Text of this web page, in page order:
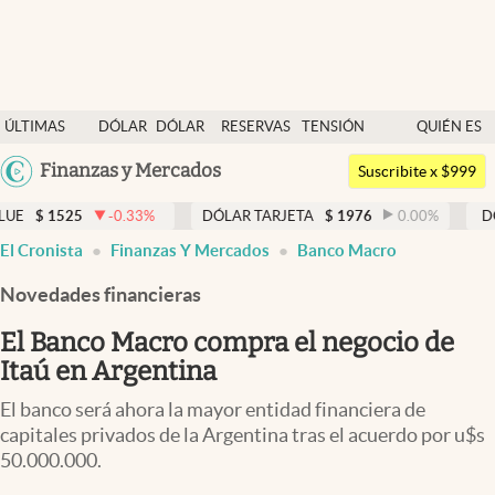
ÚLTIMAS
NOTICIAS
DÓLAR
DÓLAR
RESERVAS
TENSIÓN
GEOPOLÍTICA
QUIÉN ES
QUIÉN
Argentina
Uruguay
Finanzas y Mercados
Dólar
Members
Economía y Política
Finanzas y Mercados
Mercados Online
Negocios
Columnistas
Apertura
Suscribite x $999
-0.33% DÓLAR TARJETA $ 1976 0.00 % DÓLAR MEP $
El Cronista Finanzas Y Mercados Banco Macro
Novedades financieras
El Banco Macro compra el negocio de
Itaú en Argentina
El banco será ahora la mayor entidad financiera de
capitales privados de la Argentina tras el acuerdo por u$s
50.000.000.